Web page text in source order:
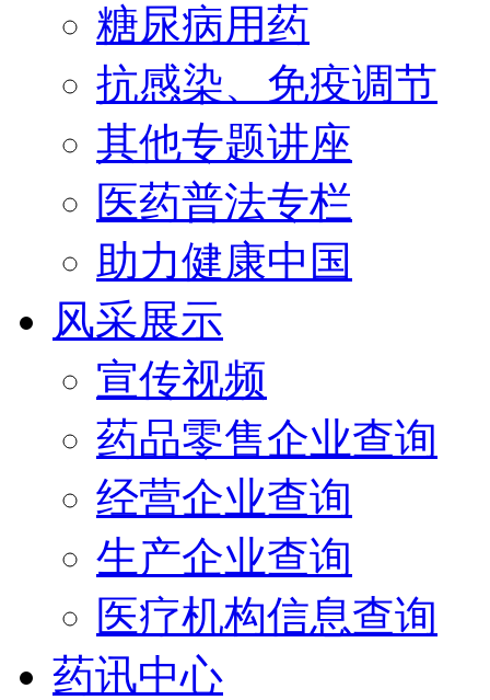
糖尿病用药
抗感染、免疫调节
其他专题讲座
医药普法专栏
助力健康中国
风采展示
宣传视频
药品零售企业查询
经营企业查询
生产企业查询
医疗机构信息查询
药讯中心